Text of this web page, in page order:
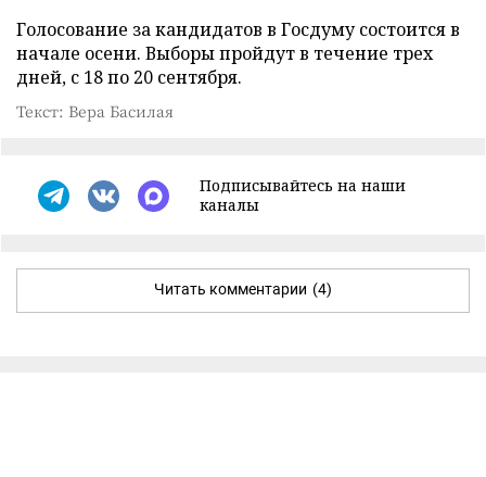
Голосование за кандидатов в Госдуму состоится в
начале осени. Выборы пройдут в течение трех
дней, с 18 по 20 сентября.
Текст: Вера Басилая
Подписывайтесь на наши
каналы
Читать комментарии (4)